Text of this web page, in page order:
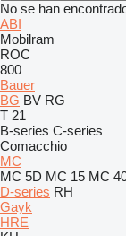
No se han
ABI
Mobilram
ROC
800
Bauer
BG BV RG
T 21
B-series C-series
Comacchio
MC
MC 5D MC 15 MC
D-series RH
Gayk
HRE